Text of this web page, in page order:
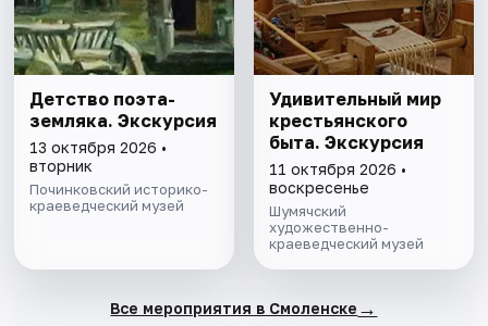
Детство поэта-
земляка. Экскурсия
13 октября 2026 •
вторник
Починковский историко-
краеведческий музей
Удивительный мир
крестьянского
быта. Экскурсия
11 октября 2026 •
воскресенье
Шумячский
художественно-
краеведческий музей
Все мероприятия в Смоленске →